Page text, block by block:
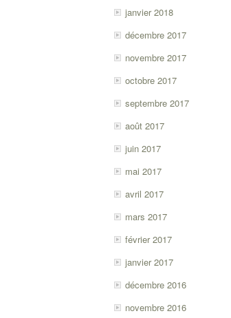
janvier 2018
décembre 2017
novembre 2017
octobre 2017
septembre 2017
août 2017
juin 2017
mai 2017
avril 2017
mars 2017
février 2017
janvier 2017
décembre 2016
novembre 2016